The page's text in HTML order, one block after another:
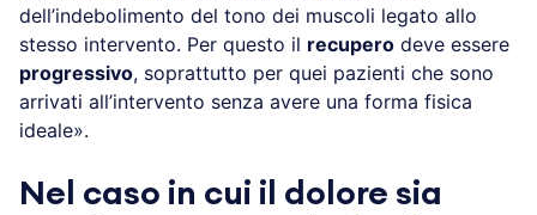
dell’indebolimento del tono dei muscoli legato allo
stesso intervento. Per questo il recupero deve essere
progressivo, soprattutto per quei pazienti che sono
arrivati all’intervento senza avere una forma fisica
ideale».
Nel caso in cui il dolore sia